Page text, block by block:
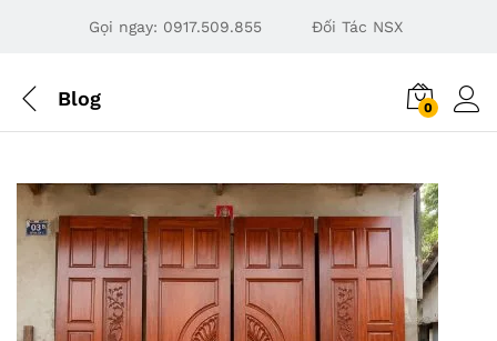
Gọi ngay: 0917.509.855 Đối Tác NSX
Blog 0